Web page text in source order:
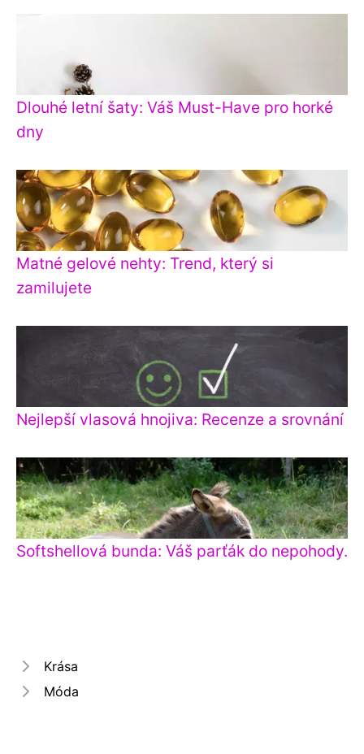
Dlouhé letní šaty: Váš Must-Have pro horké
dny
Matné gelové nehty: Trend, který si
zamilujete
Nejlepší vlasová hnojiva: Recenze a srovnání
Softshellová bunda: Váš parťák do nepohody.
Krása
Móda